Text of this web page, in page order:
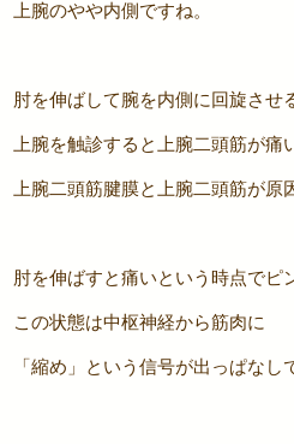
上腕のやや内側ですね。
肘を伸ばして腕を内側に回旋させ
上腕を触診すると上腕二頭筋が痛
上腕二頭筋腱膜と上腕二頭筋が原
肘を伸ばすと痛いという時点でピ
この状態は中枢神経から筋肉に
「縮め」という信号が出っぱなし